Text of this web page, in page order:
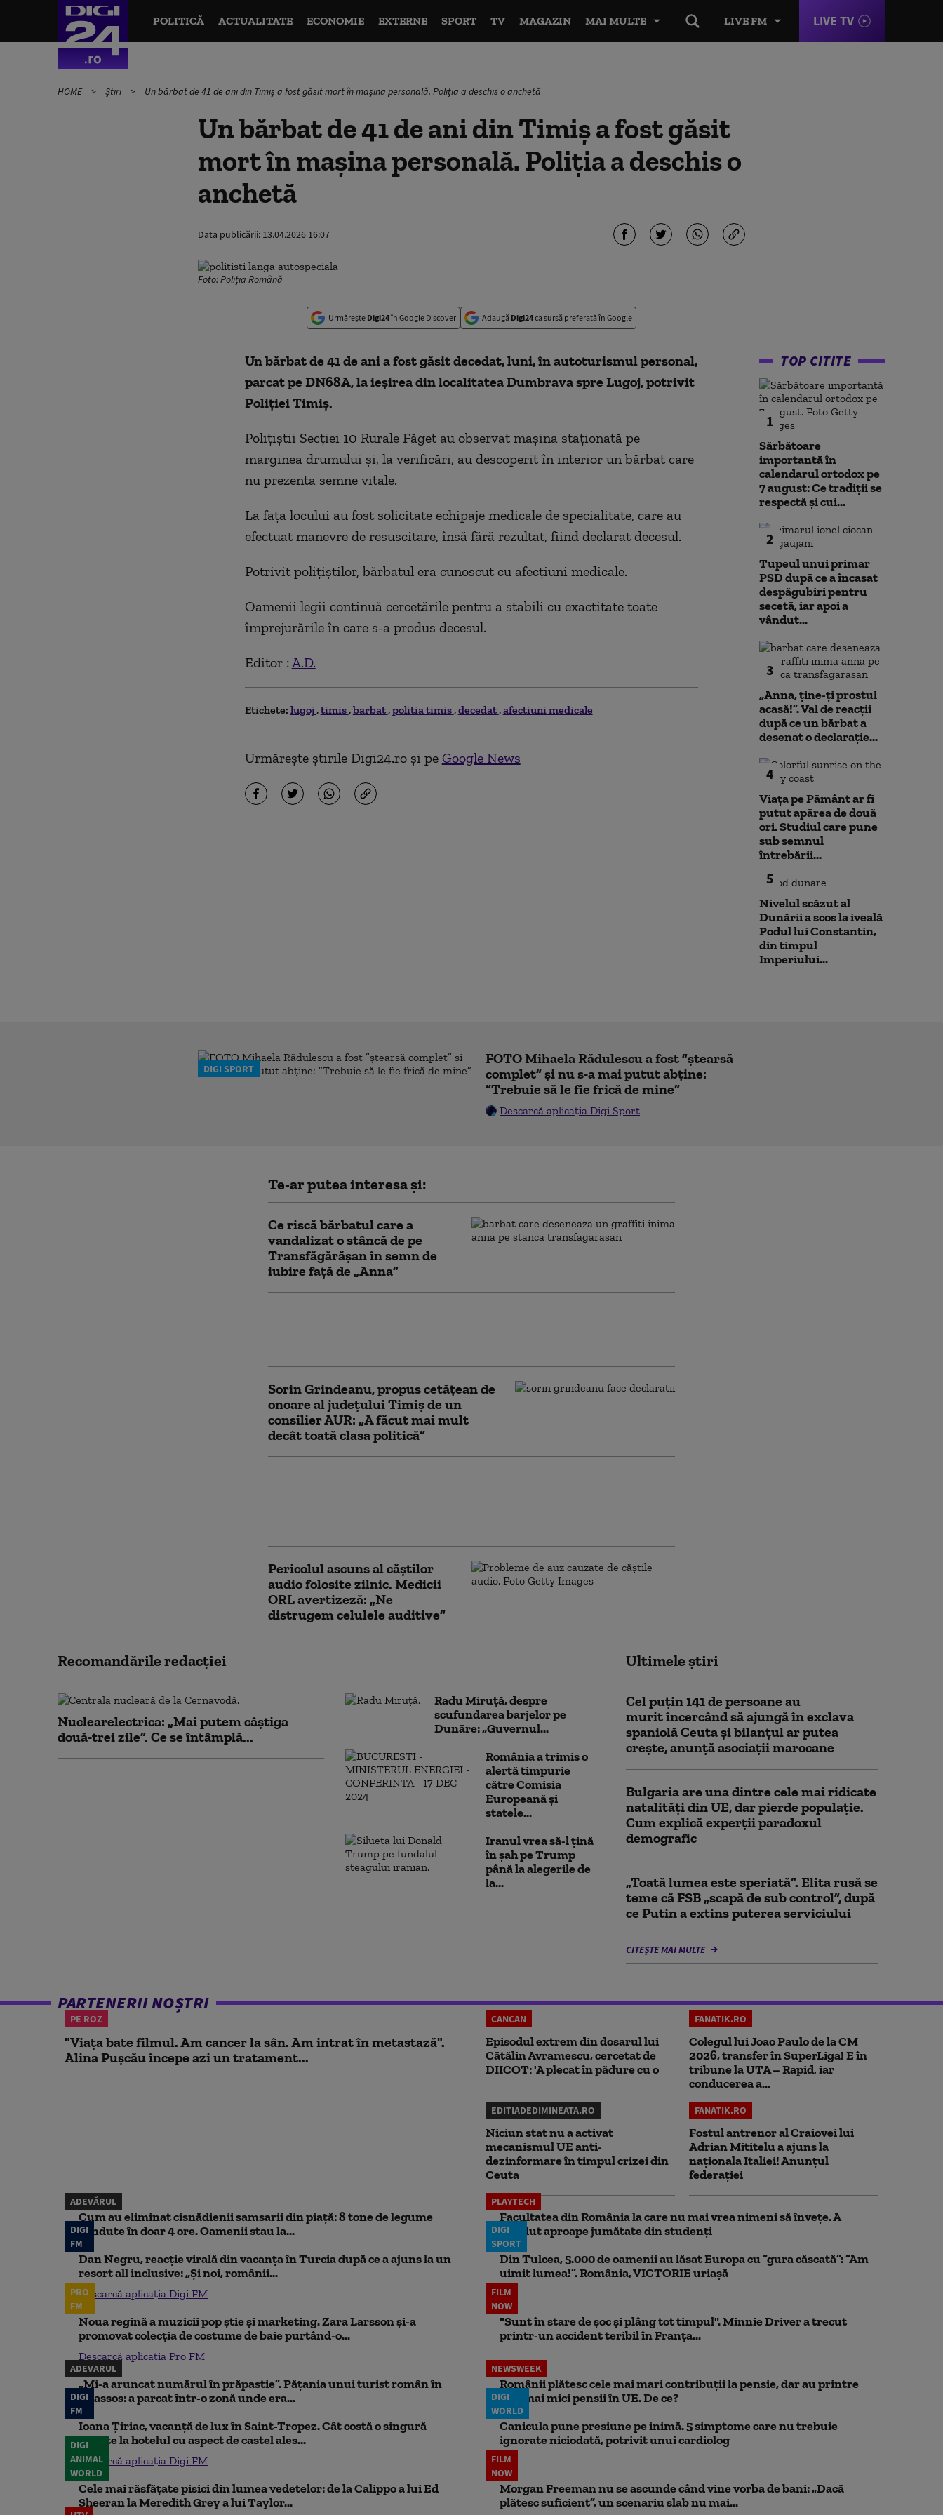
LIVE FM LIVE TV
POLITICĂ ACTUALITATE ECONOMIE EXTERNE SPORT TV MAGAZIN MAI MULTE
HOME Știri Un bărbat de 41 de ani din Timiș a fost găsit mort în mașina personală. Poliția a deschis o anchetă
Un bărbat de 41 de ani din Timiș a fost găsit
mort în mașina personală. Poliția a deschis o
anchetă
Data publicării: 13.04.2026 16:07
Foto: Poliția Română
Urmărește Digi24în Google Discover Adaugă Digi24ca sursă preferată în Google
Un bărbat de 41 de ani a fost găsit decedat, luni, în autoturismul personal,
parcat pe DN68A, la ieșirea din localitatea Dumbrava spre Lugoj, potrivit
Poliției Timiș.
Polițiștii Secției 10 Rurale Făget au observat mașina staționată pe
marginea drumului și, la verificări, au descoperit în interior un bărbat care
nu prezenta semne vitale.
La fața locului au fost solicitate echipaje medicale de specialitate, care au
efectuat manevre de resuscitare, însă fără rezultat, fiind declarat decesul.
Potrivit polițiștilor, bărbatul era cunoscut cu afecțiuni medicale.
Oamenii legii continuă cercetările pentru a stabili cu exactitate toate
împrejurările în care s-a produs decesul.
Editor : A.D.
Etichete: lugoj timis barbat politia timis decedat afectiuni medicale
Urmărește știrile Digi24.ro și pe Google News
TOP CITITE
1
Sărbătoare
importantă în
calendarul ortodox pe
7 august: Ce tradiții se
respectă și cui...
2
Tupeul unui primar
PSD după ce a încasat
despăgubiri pentru
secetă, iar apoi a
vândut...
3
„Anna, ţine-ţi prostul
acasă!”. Val de reacții
după ce un bărbat a
desenat o declarație...
4
Viața pe Pământ ar fi
putut apărea de două
ori. Studiul care pune
sub semnul
întrebării...
5
Nivelul scăzut al
Dunării a scos la iveală
Podul lui Constantin,
din timpul
Imperiului...
DIGI SPORT
FOTO Mihaela Rădulescu a fost ”ștearsă
complet” și nu s-a mai putut abține:
”Trebuie să le fie frică de mine”
Descarcă aplicația Digi Sport
Te-ar putea interesa și:
Ce riscă bărbatul care a
vandalizat o stâncă de pe
Transfăgărășan în semn de
iubire față de „Anna”
Sorin Grindeanu, propus cetățean de
onoare al județului Timiș de un
consilier AUR: „A făcut mai mult
decât toată clasa politică”
Pericolul ascuns al căștilor
audio folosite zilnic. Medicii
ORL avertizeză: „Ne
distrugem celulele auditive”
Recomandările redacţiei
Nuclearelectrica: „Mai putem câștiga
două-trei zile”. Ce se întâmplă...
Radu Miruță, despre
scufundarea barjelor pe
Dunăre: „Guvernul...
România a trimis o
alertă timpurie
către Comisia
Europeană și
statele...
Iranul vrea să-l țină
în șah pe Trump
până la alegerile de
la...
Ultimele știri
Cel puţin 141 de persoane au
murit încercând să ajungă în exclava
spaniolă Ceuta şi bilanţul ar putea
creşte, anunță asociații marocane
Bulgaria are una dintre cele mai ridicate
natalități din UE, dar pierde populație.
Cum explică experții paradoxul
demografic
„Toată lumea este speriată”. Elita rusă se
teme că FSB „scapă de sub control”, după
ce Putin a extins puterea serviciului
CITEȘTE MAI MULTE
PARTENERII NOȘTRI
PE ROZ
"Viața bate filmul. Am cancer la sân. Am intrat în metastază".
Alina Pușcău începe azi un tratament...
CANCAN
Episodul extrem din dosarul lui
Cătălin Avramescu, cercetat de
DIICOT: 'A plecat în pădure cu o
FANATIK.RO
Colegul lui Joao Paulo de la CM
2026, transfer în SuperLiga! E în
tribune la UTA – Rapid, iar
conducerea a...
EDITIADEDIMINEATA.RO
Niciun stat nu a activat
mecanismul UE anti-
dezinformare în timpul crizei din
Ceuta
FANATIK.RO
Fostul antrenor al Craiovei lui
Adrian Mititelu a ajuns la
naționala Italiei! Anunțul
federației
ADEVĂRUL
Cum au eliminat cisnădienii samsarii din piață: 8 tone de legume
vândute în doar 4 ore. Oamenii stau la...
PLAYTECH
Facultatea din România la care nu mai vrea nimeni să înveţe. A
pierdut aproape jumătate din studenţi
DIGI
FM
Dan Negru, reacție virală din vacanța în Turcia după ce a ajuns la un
resort all inclusive: „Și noi, românii...
Descarcă aplicația Digi FM
DIGI
SPORT
Din Tulcea, 5.000 de oamenii au lăsat Europa cu ”gura căscată”: ”Am
uimit lumea!”. România, VICTORIE uriașă
PRO
FM
Noua regină a muzicii pop știe și marketing. Zara Larsson și-a
promovat colecția de costume de baie purtând-o...
Descarcă aplicația Pro FM
FILM
NOW
"Sunt în stare de șoc și plâng tot timpul". Minnie Driver a trecut
printr-un accident teribil în Franța...
ADEVARUL
„Mi-a aruncat numărul în prăpastie”. Pățania unui turist român în
Thassos: a parcat într-o zonă unde era...
NEWSWEEK
Românii plătesc cele mai mari contribuții la pensie, dar au printre
cele mai mici pensii în UE. De ce?
DIGI
FM
Ioana Țiriac, vacanță de lux în Saint-Tropez. Cât costă o singură
noapte la hotelul cu aspect de castel ales...
Descarcă aplicația Digi FM
DIGI
WORLD
Canicula pune presiune pe inimă. 5 simptome care nu trebuie
ignorate niciodată, potrivit unui cardiolog
DIGI
ANIMAL
WORLD
Cele mai răsfățate pisici din lumea vedetelor: de la Calippo a lui Ed
Sheeran la Meredith Grey a lui Taylor...
FILM
NOW
Morgan Freeman nu se ascunde când vine vorba de bani: „Dacă
plătesc suficient”, un scenariu slab nu mai...